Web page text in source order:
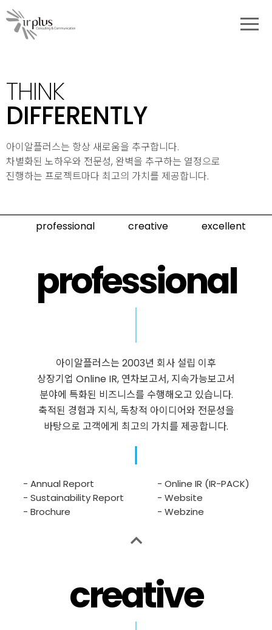
THINK
DIFFERENTLY
아이알플러스는 항상 새로움을 추구합니다.
차별화된 노하우와 전문성, 완벽을 추구하는 열정으로
진행하는 프로젝트마다 최고의 가치를 제공합니다.
professional creative excellent
professional
아이알플러스는 2003년 회사 설립 이후
상장기업 Online IR, 연차보고서, 지속가능보고서
분야에 특화된 비즈니스를 수행해오고 있습니다.
축적된 경험과 지식, 독창적 아이디어와 전문성을
바탕으로 고객에게 최고의 가치를 제공합니다.
- Annual Report
- Sustainability Report
- Brochure
- Online IR (IR-PACK)
- Website
- Webzine
creative